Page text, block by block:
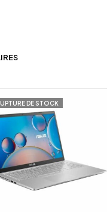
DE STOCK